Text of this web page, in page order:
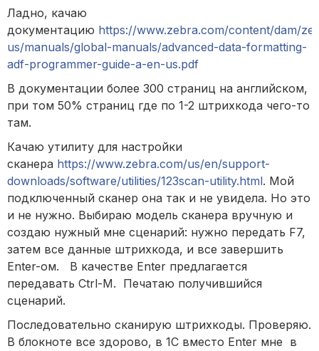
Ладно, качаю
документацию https://www.zebra.com/content/dam/
us/manuals/global-manuals/advanced-data-formatting-
adf-programmer-guide-a-en-us.pdf
В документации более 300 страниц на английском,
при том 50% страниц где по 1-2 штрихкода чего-то
там.
Качаю утилиту для настройки
сканера https://www.zebra.com/us/en/support-
downloads/software/utilities/123scan-utility.html. Мой
подключенный сканер она так и не увидела. Но это
и не нужно. Выбираю модель сканера вручную и
создаю нужный мне сценарий: нужно передать F7,
затем все данные штрихкода, и все завершить
Enter-ом. В качестве Enter предлагается
передавать Ctrl-M. Печатаю получившийся
сценарий.
Последовательно сканирую штрихкоды. Проверяю.
В блокноте все здорово, в 1С вместо Enter мне в